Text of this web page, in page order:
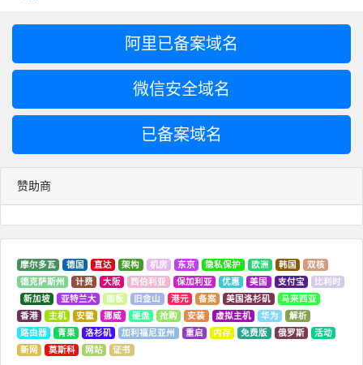
阿里已备案域名
微信安全域名
已备案域名
赞助商
摩尔多瓦 德国 直达 架构 机房 东京 隐私保护 欧洲 韩国
双核
德克萨斯州
计费 大阪 西伯利亚 保加利亚 优惠 美国 支付宝
比利时
新加坡
亚特兰大 面板 旧金山 港元 备案 美国洛杉矶
马来西亚
香港
主机 安徽 挪威 硬盘 抢购 安装 虚拟主机 华为
解析
路由器
青果 洛杉矶 加利福尼亚州 重启 内存 免费版 俄罗斯
活动
新网
莫斯科 网站 证书